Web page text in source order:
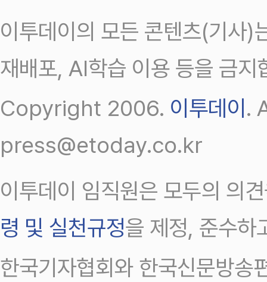
이투데이의 모든 콘텐츠(기사)
재배포, AI학습 이용 등을 금지
Copyright 2006. 이투데이 .
press@etoday.co.kr
이투데이 임직원은 모두의 의
령 및 실천규정을 제정, 준수하
한국기자협회와 한국신문방송